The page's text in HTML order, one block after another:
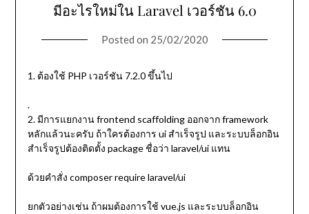
มีอะไรใหม่ใน Laravel เวอร์ชัน 6.0
Posted on 25/02/2020
1. ต้องใช้ PHP เวอร์ชัน 7.2.0 ขึ้นไป
.
2. มีการแยกงาน frontend scaffolding ออกจาก framework
หลักแล้วนะครับ ถ้าใครต้องการ ui สำเร็จรูป และระบบล็อกอิน
สำเร็จรูปต้องติดตั้ง package ชื่อว่า laravel/ui แทน
ด้วยคำสั่ง composer require laravel/ui
ยกตัวอย่างเช่น ถ้าผมต้องการใช้ vue.js และระบบล็อกอิน